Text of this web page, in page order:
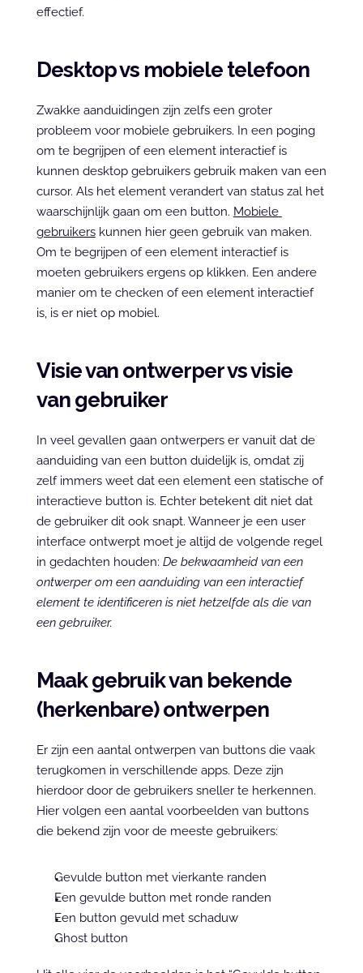
effectief.
Desktop vs mobiele telefoon
Zwakke aanduidingen zijn zelfs een groter
probleem voor mobiele gebruikers. In een poging
om te begrijpen of een element interactief is
kunnen desktop gebruikers gebruik maken van een
cursor. Als het element verandert van status zal het
waarschijnlijk gaan om een button. Mobiele
gebruikers kunnen hier geen gebruik van maken.
Om te begrijpen of een element interactief is
moeten gebruikers ergens op klikken. Een andere
manier om te checken of een element interactief
is, is er niet op mobiel.
Visie van ontwerper vs visie
van gebruiker
In veel gevallen gaan ontwerpers er vanuit dat de
aanduiding van een button duidelijk is, omdat zij
zelf immers weet dat een element een statische of
interactieve button is. Echter betekent dit niet dat
de gebruiker dit ook snapt. Wanneer je een user
interface ontwerpt moet je altijd de volgende regel
in gedachten houden: De bekwaamheid van een
ontwerper om een aanduiding van een interactief
element te identificeren is niet hetzelfde als die van
een gebruiker.
Maak gebruik van bekende
(herkenbare) ontwerpen
Er zijn een aantal ontwerpen van buttons die vaak
terugkomen in verschillende apps. Deze zijn
hierdoor door de gebruikers sneller te herkennen.
Hier volgen een aantal voorbeelden van buttons
die bekend zijn voor de meeste gebruikers:
Gevulde button met vierkante randen
Een gevulde button met ronde randen
Een button gevuld met schaduw
Ghost button